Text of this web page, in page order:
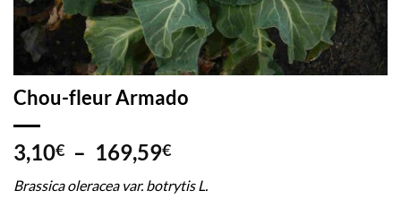
Chou-fleur Armado
3,10€ – 169,59€Plage
prix :
Brassica oleracea var. botrytis L.